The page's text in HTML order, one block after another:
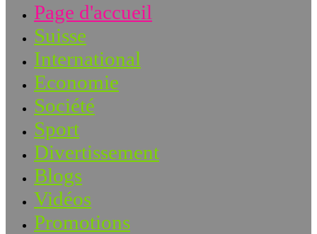
Page d'accueil
Suisse
International
Economie
Société
Sport
Divertissement
Blogs
Vidéos
Promotions